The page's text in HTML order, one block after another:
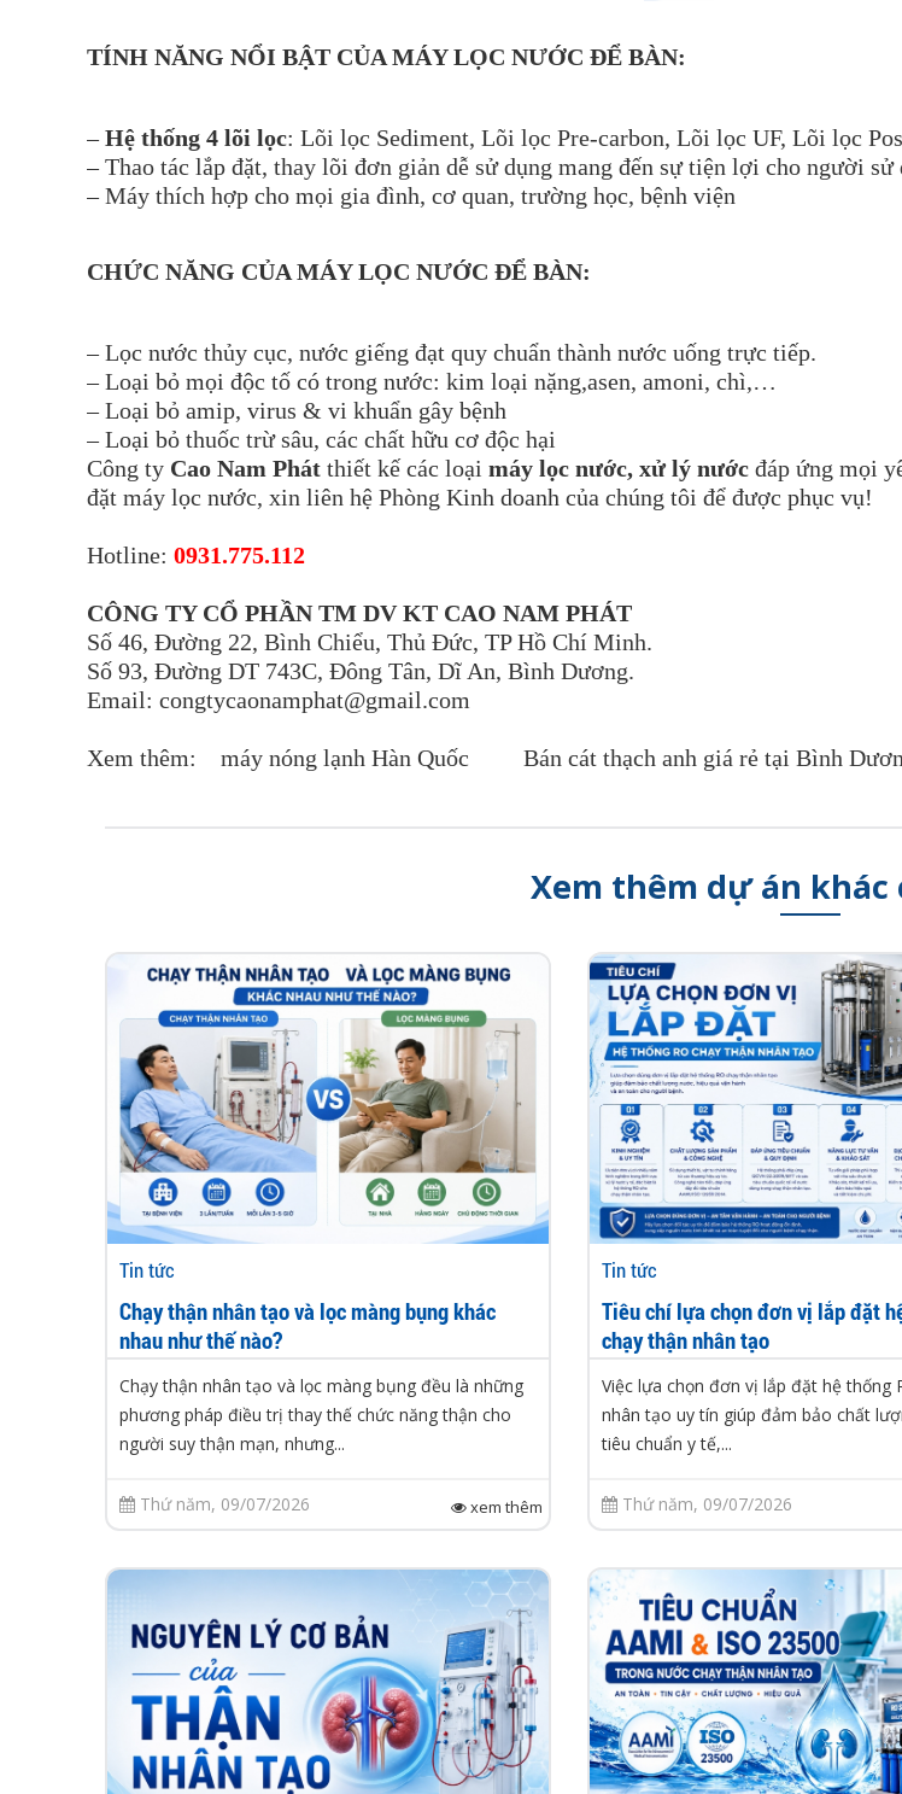
TÍNH NĂNG NỔI BẬT CỦA MÁY LỌC NƯỚC ĐỂ BÀN:
–Hệ thống 4 lõi lọc: Lõi lọc Sediment, Lõi lọc Pre-carbon, Lõi lọc UF, Lõi lọc
– Thao tác lắp đặt, thay lõi đơn giản dễ sử dụng mang đến sự tiện lợi cho người
– Máy thích hợp cho mọi gia đình, cơ quan, trường học, bệnh viện
CHỨC NĂNG CỦA MÁY LỌC NƯỚC ĐỂ BÀN:
– Lọc nước thủy cục, nước giếng đạt quy chuẩn thành nước uống trực tiếp.
– Loại bỏ mọi độc tố có trong nước: kim loại nặng,asen, amoni, chì,…
– Loại bỏ amip, virus & vi khuẩn gây bệnh
– Loại bỏ thuốc trừ sâu, các chất hữu cơ độc hại
Công ty Cao Nam Phát thiết kế các loại máy lọc nước, xử lý nước đáp ứng mọi
đặt máy lọc nước, xin liên hệ Phòng Kinh doanh của chúng tôi để được phục vụ!
Hotline: 0931.775.112
CÔNG TY CỔ PHẦN TM DV KT CAO NAM PHÁT
Số 46, Đường 22, Bình Chiểu, Thủ Đức, TP Hồ Chí Minh.
Số 93, Đường DT 743C, Đông Tân, Dĩ An, Bình Dương.
Email: congtycaonamphat@gmail.com
Xem thêm: máy nóng lạnh Hàn Quốc Bán cát thạch anh giá rẻ tại Bình
Xem thêm dự án khác
Tin tức
Chạy thận nhân tạo và lọc màng bụng khác
nhau như thế nào?
Chạy thận nhân tạo và lọc màng bụng đều là những
phương pháp điều trị thay thế chức năng thận cho
người suy thận mạn, nhưng...
Thứ năm, 09/07/2026 xem thêm
Tin tức
Tiêu chí lựa chọn đơn vị lắp đặt
chạy thận nhân tạo
Việc lựa chọn đơn vị lắp đặt hệ thống
nhân tạo uy tín giúp đảm bảo chất
tiêu chuẩn y tế,...
Thứ năm, 09/07/2026